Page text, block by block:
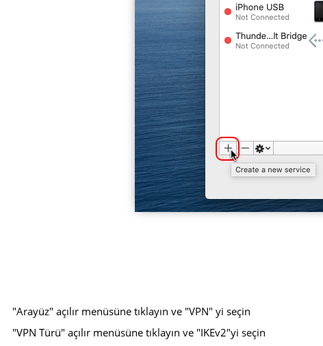
"Arayüz" açılır menüsüne tıklayın ve "VPN" yi seçin
"VPN Türü" açılır menüsüne tıklayın ve "IKEv2"yi seçin